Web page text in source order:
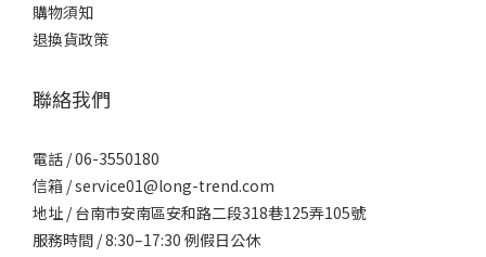
購物須知
退換貨政策
聯絡我們
電話 / 06-3550180
信箱 / service01@long-trend.com
地址 / 台南市安南區安和路二段318巷125弄105號
服務時間 / 8:30–17:30 例假日公休